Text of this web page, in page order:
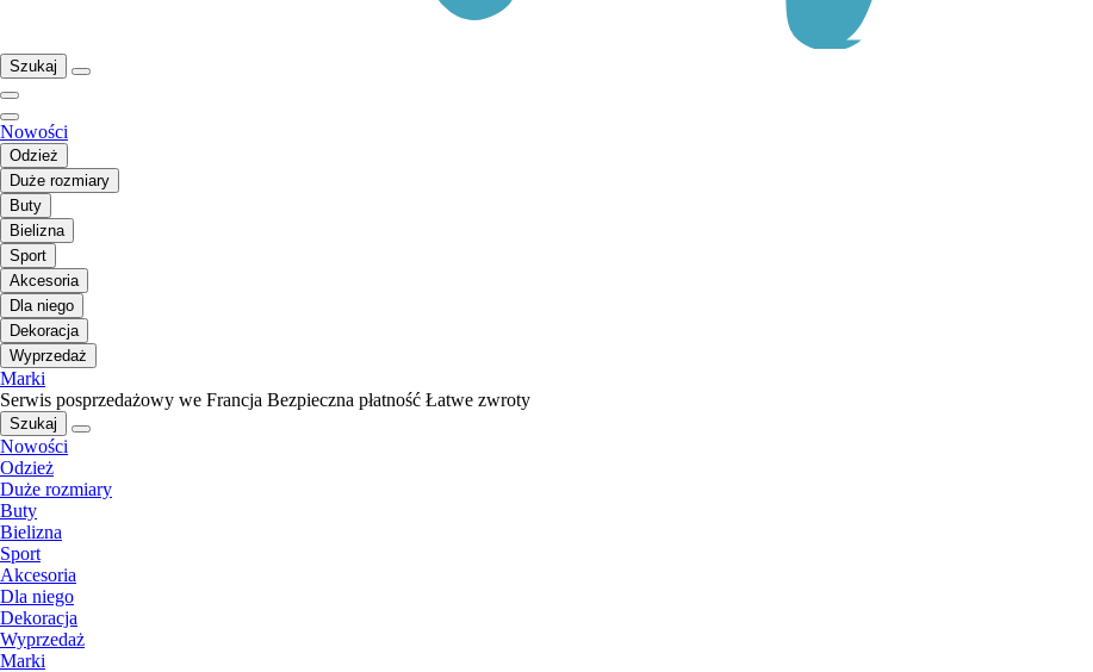
Szukaj
Nowości
Odzież
Duże rozmiary
Buty
Bielizna
Sport
Akcesoria
Dla niego
Dekoracja
Wyprzedaż
Marki
Serwis posprzedażowy we Francja Bezpieczna płatność Łatwe zwroty
Szukaj
Nowości
Odzież
Duże rozmiary
Buty
Bielizna
Sport
Akcesoria
Dla niego
Dekoracja
Wyprzedaż
Marki